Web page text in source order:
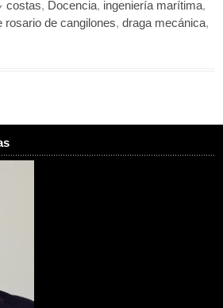
costas, Docencia, ingeniería marítima,
rosario de cangilones, draga mecánica,